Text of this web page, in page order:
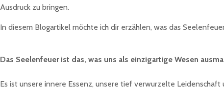
Ausdruck zu bringen.
In diesem Blogartikel möchte ich dir erzählen, was das
Das Seelenfeuer ist das, was uns als einzigartige Wesen
Es ist unsere innere Essenz, unsere tief verwurzelte